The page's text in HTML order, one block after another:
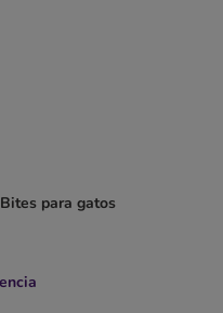
para gatos